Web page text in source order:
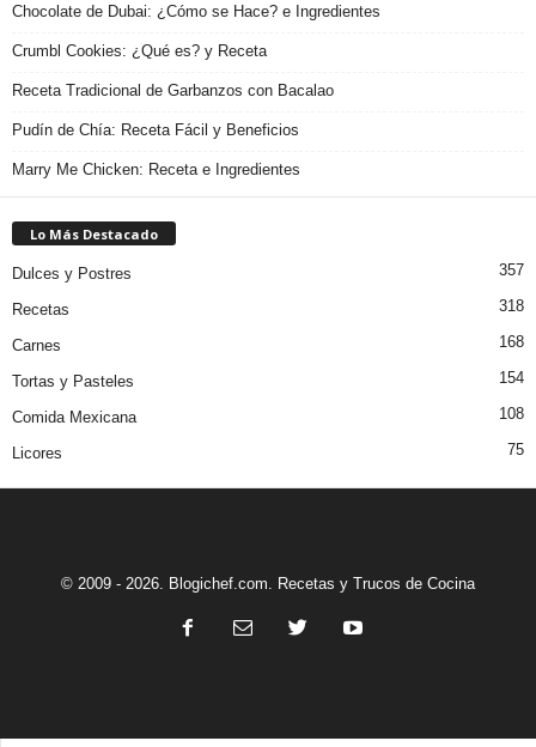
Chocolate de Dubai: ¿Cómo se Hace? e Ingredientes
Crumbl Cookies: ¿Qué es? y Receta
Receta Tradicional de Garbanzos con Bacalao
Pudín de Chía: Receta Fácil y Beneficios
Marry Me Chicken: Receta e Ingredientes
Lo Más Destacado
Dulces y Postres 357
Recetas 318
Carnes 168
Tortas y Pasteles 154
Comida Mexicana 108
Licores 75
© 2009 - 2026. Blogichef.com. Recetas y Trucos de Cocina